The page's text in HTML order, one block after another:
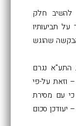
להשיב חלק
תביעותיו
הבקשה שהוגש
התע"א נגרם
אלף שקל – וזאת על-פי
כי עם מסירת
סכום